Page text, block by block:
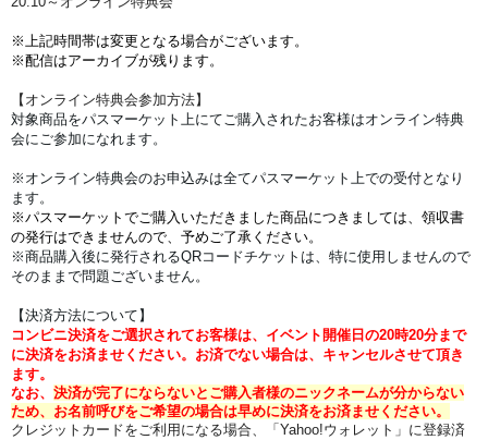
※上記時間帯は変更となる場合がございます。
※配信はアーカイブが残ります。
【オンライン特典会参加方法】
対象商品をパスマーケット上にてご購入されたお客様はオンライン特典
会にご参加になれます。
※オンライン特典会のお申込みは全てパスマーケット上での受付となり
ます。
※パスマーケットでご購入いただきました商品につきましては、領収書
の発行はできませんので、予めご了承ください。
※商品購入後に発行されるQRコードチケットは、特に使用しませんので
そのままで問題ございません。
【決済方法について】
コンビニ決済をご選択されてお客様は、イベント開催日の20時20分まで
に決済をお済ませください。 お済でない場合は、キャンセルさせて頂き
ます。
なお、 決済が完了にならないとご購入者様のニックネームが分からない
ため、お名前呼びをご希望の場合は早めに決済をお済ませください。
クレジットカードをご利用になる場合、「Yahoo!ウォレット」に登録済